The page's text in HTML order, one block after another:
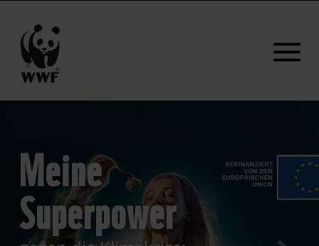
Meine
Superpower